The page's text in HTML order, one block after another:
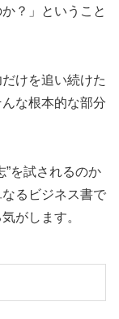
？」ということ
けを追い続けた
な根本的な部分
”を試されるのか
るビジネス書で
がします。